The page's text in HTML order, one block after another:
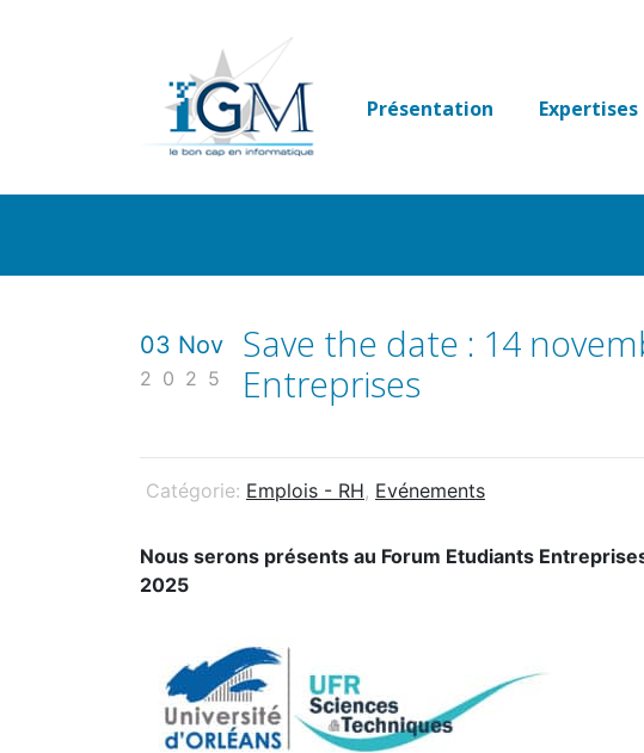
Présentation Expertises
03 Nov
2025
Save the date : 14
Entreprises
Catégorie: Emplois - RH, Evénements
Nous serons présents au Forum Etudiants
2025